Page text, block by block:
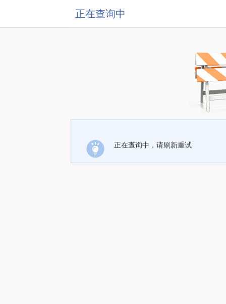
正在查询中
正在查询中，请刷新重试